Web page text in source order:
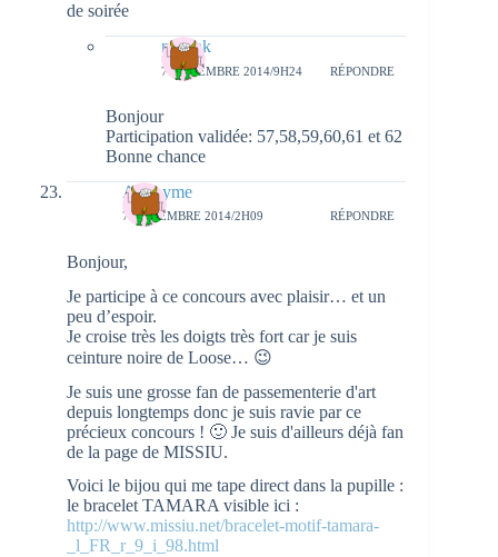
de soirée
natieak
7 NOVEMBRE 2014/9H24 RÉPONDRE
Bonjour
Participation validée: 57,58,59,60,61 et 62
Bonne chance
Anonyme
7 NOVEMBRE 2014/2H09 RÉPONDRE
Bonjour,
Je participe à ce concours avec plaisir… et un
peu d’espoir.
Je croise très les doigts très fort car je suis
ceinture noire de Loose… 😉
Je suis une grosse fan de passementerie d'art
depuis longtemps donc je suis ravie par ce
précieux concours ! 🙂 Je suis d'ailleurs déjà fan
de la page de MISSIU.
Voici le bijou qui me tape direct dans la pupille :
le bracelet TAMARA visible ici :
http://www.missiu.net/bracelet-motif-tamara-
_l_FR_r_9_i_98.html